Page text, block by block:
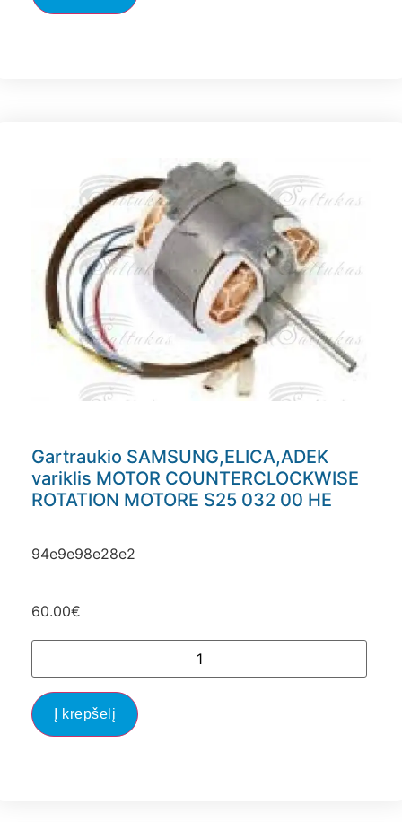
Gartraukio SAMSUNG,ELICA,ADEK
variklis MOTOR COUNTERCLOCKWISE
ROTATION MOTORE S25 032 00 HE
94e9e98e28e2
60.00€
Į krepšelį